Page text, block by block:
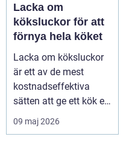
Lacka om
köksluckor för att
förnya hela köket
Lacka om köksluckor
är ett av de mest
kostnadseffektiva
sätten att ge ett kök ett
helt nytt uttryck ...
09 maj 2026